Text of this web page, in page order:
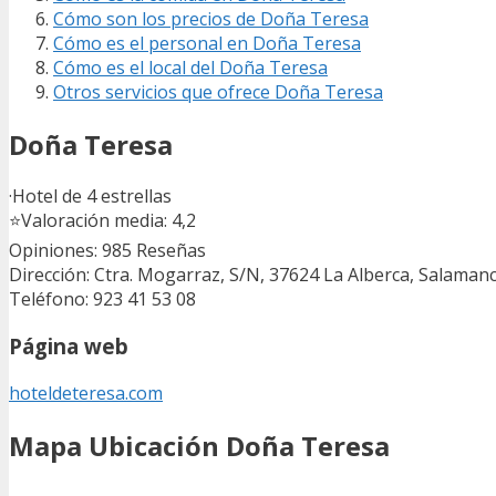
Cómo son los precios de Doña Teresa
Cómo es el personal en Doña Teresa
Cómo es el local del Doña Teresa
Otros servicios que ofrece Doña Teresa
Doña Teresa
·Hotel de 4 estrellas
⭐Valoración media: 4,2
Opiniones: 985 Reseñas
Dirección: Ctra. Mogarraz, S/N, 37624 La Alberca,
Teléfono: 923 41 53 08
Página web
hoteldeteresa.com
Mapa Ubicación Doña Teresa